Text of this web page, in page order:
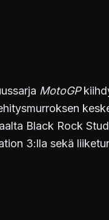
MotoGP
Black Rock
3:lla sekä